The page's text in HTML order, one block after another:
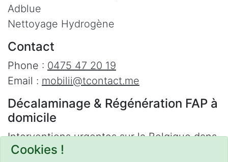
Cookies !
Adblue
Nettoyage Hydrogène
Contact
Phone : 0475 47 20 19
Email : mobilii@tcontact.me
Décalaminage & Régénération FAP à
domicile
Interventions urgentes sur la Belgique dans
les régions suivantes :